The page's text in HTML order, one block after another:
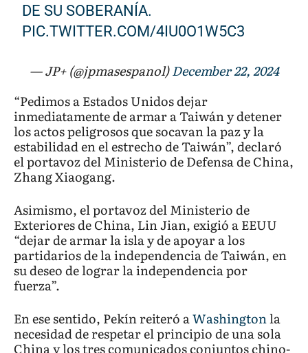
DE SU SOBERANÍA.
PIC.TWITTER.COM/4IU0O1W5C3
— JP+ (@jpmasespanol)December 22, 2024
“Pedimos a Estados Unidos dejar
inmediatamente de armar a Taiwán y detener
los actos peligrosos que socavan la paz y la
estabilidad en el estrecho de Taiwán”, declaró
el portavoz del Ministerio de Defensa de China,
Zhang Xiaogang.
Asimismo, el portavoz del Ministerio de
Exteriores de China, Lin Jian, exigió a EEUU
“dejar de armar la isla y de apoyar a los
partidarios de la independencia de Taiwán, en
su deseo de lograr la independencia por
fuerza”.
En ese sentido, Pekín reiteró aWashingtonla
necesidad de respetar el principio de una sola
China y los tres comunicados conjuntos chino-